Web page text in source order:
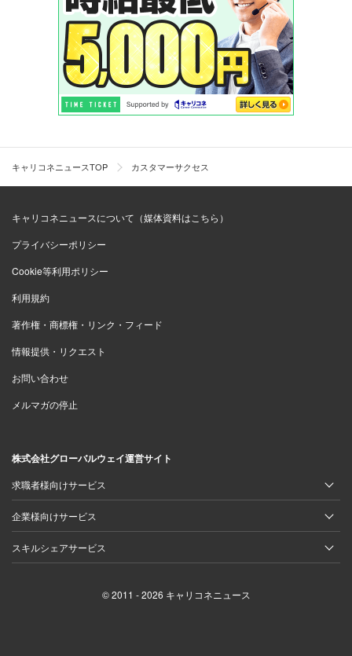
キャリコネニュースTOP カスタマーサクセス
キャリコネニュースについて（媒体資料はこちら）
プライバシーポリシー
Cookie等利用ポリシー
利用規約
著作権・商標権・リンク・フィード
情報提供・リクエスト
お問い合わせ
メルマガの停止
株式会社グローバルウェイ運営サイト
求職者様向けサービス
企業様向けサービス
スキルシェアサービス
© 2011 - 2026 キャリコネニュース